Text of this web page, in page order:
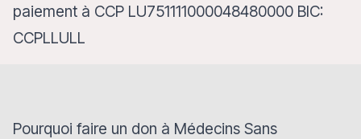
paiement à CCP LU751111000048480000 BIC:
CCPLLULL
Pourquoi faire un don à Médecins Sans